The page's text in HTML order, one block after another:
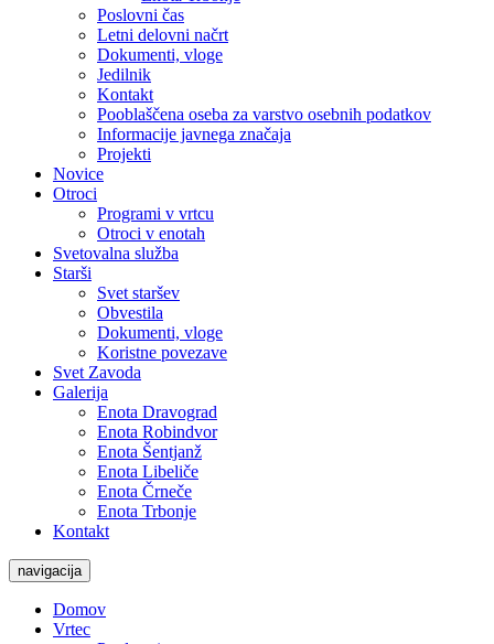
Poslovni čas
Letni delovni načrt
Dokumenti, vloge
Jedilnik
Kontakt
Pooblaščena oseba za varstvo osebnih podatkov
Informacije javnega značaja
Projekti
Novice
Otroci
Programi v vrtcu
Otroci v enotah
Svetovalna služba
Starši
Svet staršev
Obvestila
Dokumenti, vloge
Koristne povezave
Svet Zavoda
Galerija
Enota Dravograd
Enota Robindvor
Enota Šentjanž
Enota Libeliče
Enota Črneče
Enota Trbonje
Kontakt
navigacija
Domov
Vrtec